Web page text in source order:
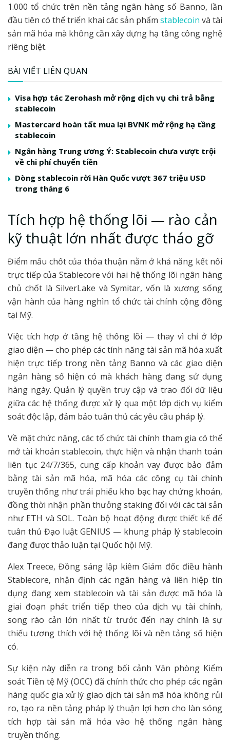
1.000 tổ chức trên nền tảng ngân hàng số Banno, lần
đầu tiên có thể triển khai các sản phẩm stablecoin và tài
sản mã hóa mà không cần xây dựng hạ tầng công nghệ
riêng biệt.
BÀI VIẾT LIÊN QUAN
Visa hợp tác Zerohash mở rộng dịch vụ chi trả bằng
stablecoin
Mastercard hoàn tất mua lại BVNK mở rộng hạ tầng
stablecoin
Ngân hàng Trung ương Ý: Stablecoin chưa vượt trội
về chi phí chuyển tiền
Dòng stablecoin rời Hàn Quốc vượt 367 triệu USD
trong tháng 6
Tích hợp hệ thống lõi — rào cản
kỹ thuật lớn nhất được tháo gỡ
Điểm mấu chốt của thỏa thuận nằm ở khả năng kết nối
trực tiếp của Stablecore với hai hệ thống lõi ngân hàng
chủ chốt là SilverLake và Symitar, vốn là xương sống
vận hành của hàng nghìn tổ chức tài chính cộng đồng
tại Mỹ.
Việc tích hợp ở tầng hệ thống lõi — thay vì chỉ ở lớp
giao diện — cho phép các tính năng tài sản mã hóa xuất
hiện trực tiếp trong nền tảng Banno và các giao diện
ngân hàng số hiện có mà khách hàng đang sử dụng
hàng ngày. Quản lý quyền truy cập và trao đổi dữ liệu
giữa các hệ thống được xử lý qua một lớp dịch vụ kiểm
soát độc lập, đảm bảo tuân thủ các yêu cầu pháp lý.
Về mặt chức năng, các tổ chức tài chính tham gia có thể
mở tài khoản stablecoin, thực hiện và nhận thanh toán
liên tục 24/7/365, cung cấp khoản vay được bảo đảm
bằng tài sản mã hóa, mã hóa các công cụ tài chính
truyền thống như trái phiếu kho bạc hay chứng khoán,
đồng thời nhận phần thưởng staking đối với các tài sản
như ETH và SOL. Toàn bộ hoạt động được thiết kế để
tuân thủ Đạo luật GENIUS — khung pháp lý stablecoin
đang được thảo luận tại Quốc hội Mỹ.
Alex Treece, Đồng sáng lập kiêm Giám đốc điều hành
Stablecore, nhận định các ngân hàng và liên hiệp tín
dụng đang xem stablecoin và tài sản được mã hóa là
giai đoạn phát triển tiếp theo của dịch vụ tài chính,
song rào cản lớn nhất từ trước đến nay chính là sự
thiếu tương thích với hệ thống lõi và nền tảng số hiện
có.
Sự kiện này diễn ra trong bối cảnh Văn phòng Kiểm
soát Tiền tệ Mỹ (OCC) đã chính thức cho phép các ngân
hàng quốc gia xử lý giao dịch tài sản mã hóa không rủi
ro, tạo ra nền tảng pháp lý thuận lợi hơn cho làn sóng
tích hợp tài sản mã hóa vào hệ thống ngân hàng
truyền thống.